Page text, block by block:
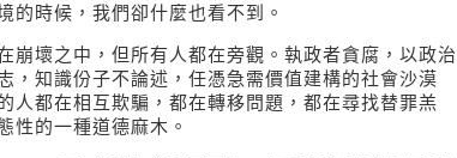
的時候，我們卻什麼也看不到。
壞之中，但所有人都在旁觀。執政者貪腐，以政治
，知識份子不論述，任憑急需價值建構的社會沙漠
人都在相互欺騙，都在轉移問題，都在尋找替罪羔
性的一種道德麻木。